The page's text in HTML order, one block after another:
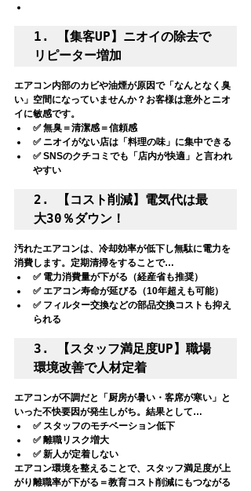
1. 【集客UP】ニオイの除去で
リピーター増加
エアコン内部のカビや油煙が原因で「なんとなく臭
い」空間になっていませんか？お客様は意外とニオ
イに敏感です。
✅ 無臭＝清潔感＝信頼感
✅ ニオイがない店は「料理の味」に集中できる
✅ SNSのクチコミでも「店内が快適」と言われ
やすい
2. 【コスト削減】電気代は最
大30％ダウン！
汚れたエアコンは、冷却効率が低下し無駄に電力を
消費します。定期清掃をすることで…
✅ 電力消費量が下がる（経産省も推奨）
✅ エアコン寿命が延びる（10年超えも可能）
✅ フィルター交換などの部品交換コストも抑え
られる
3. 【スタッフ満足度UP】職場
環境改善で人材定着
エアコンが不調だと「厨房が暑い・客席が寒い」と
いった不快要因が発生しがち。結果として…
✅ スタッフのモチベーション低下
✅ 離職リスク増大
✅ 新人が定着しない
エアコン環境を整えることで、 スタッフ満足度が上
がり離職率が下がる ＝教育コスト削減にもつながる